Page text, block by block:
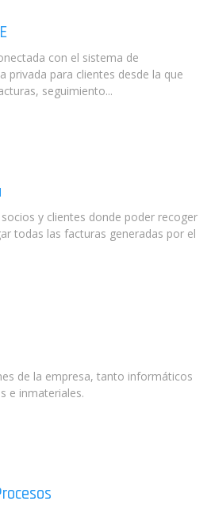
con el sistema de
privada para clientes desde la que
seguimiento...
y clientes donde poder recoger
todas las facturas generadas por el
de la empresa, tanto informáticos
e inmateriales.